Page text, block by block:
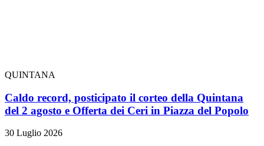
QUINTANA
Caldo record, posticipato il corteo della Quintana
del 2 agosto e Offerta dei Ceri in Piazza del Popolo
30 Luglio 2026